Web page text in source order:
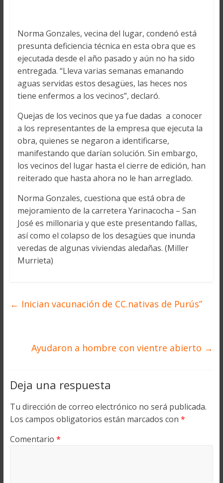
Norma Gonzales, vecina del lugar, condenó está
presunta deficiencia técnica en esta obra que es
ejecutada desde el año pasado y aún no ha sido
entregada. “Lleva varias semanas emanando
aguas servidas estos desagües, las heces nos
tiene enfermos a los vecinos”, declaró.
Quejas de los vecinos que ya fue dadas a conocer
a los representantes de la empresa que ejecuta la
obra, quienes se negaron a identificarse,
manifestando que darían solución. Sin embargo,
los vecinos del lugar hasta el cierre de edición, han
reiterado que hasta ahora no le han arreglado.
Norma Gonzales, cuestiona que está obra de
mejoramiento de la carretera Yarinacocha – San
José es millonaria y que este presentando fallas,
así como el colapso de los desagües que inunda
veredas de algunas viviendas aledañas. (Miller
Murrieta)
← Inician vacunación de CC.nativas de Purús”
Ayudaron a hombre con vientre abierto →
Deja una respuesta
Tu dirección de correo electrónico no será publicada.
Los campos obligatorios están marcados con *
Comentario *